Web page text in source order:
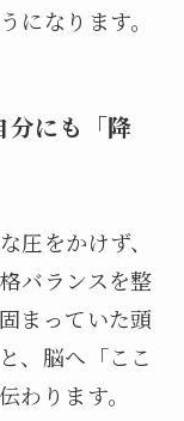
になります。
分にも「降
をかけず、
バランスを整
まっていた頭
、脳へ「ここ
わります。